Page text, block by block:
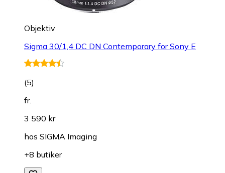
Objektiv
Sigma 30/1,4 DC DN Contemporary for Sony E
(5)
fr.
3 590 kr
hos SIGMA Imaging
+8 butiker